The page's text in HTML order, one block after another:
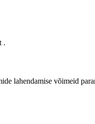
.
lahendamise võimeid